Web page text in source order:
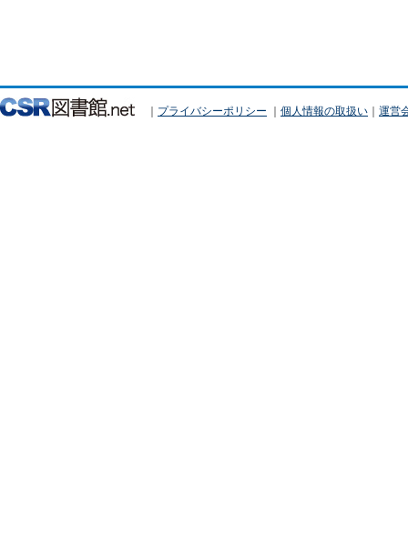
｜ プライバシーポリシー ｜ 個人情報の取扱い ｜ 運営